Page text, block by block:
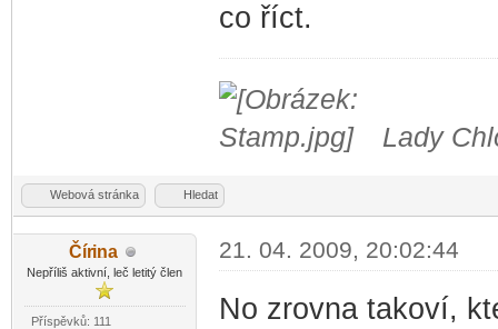
co říct.
Lady
Webová stránka Hledat
Čírina
Nepříliš aktivní, leč letitý člen
Příspěvků: 111
21. 04. 2009, 20:02:44
No zrovna takoví,